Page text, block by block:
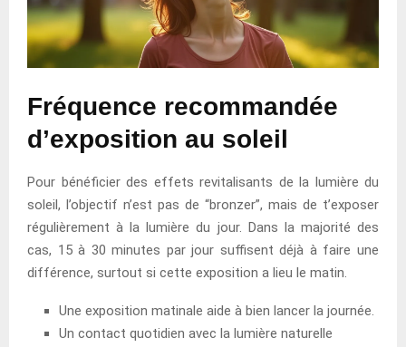
Fréquence recommandée
d’exposition au soleil
Pour bénéficier des effets revitalisants de la lumière du
soleil, l’objectif n’est pas de “bronzer”, mais de t’exposer
régulièrement à la lumière du jour. Dans la majorité des
cas, 15 à 30 minutes par jour suffisent déjà à faire une
différence, surtout si cette exposition a lieu le matin.
Une exposition matinale aide à bien lancer la journée.
Un contact quotidien avec la lumière naturelle